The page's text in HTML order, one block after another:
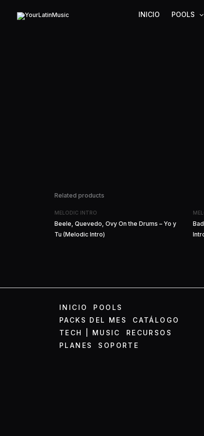
INICIO POOLS
Related products
MELODIC INTRO
Beele, Quevedo, Ovy On the Drums – Yo y
Tu (Melodic Intro)
INICIO
POOLS
PACKS DEL MES
CATÁLOGO
TECH | MUSIC
RECURSOS
PLANES
SOPORTE